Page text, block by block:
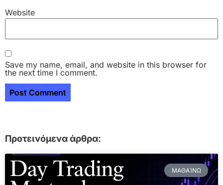
Website
Save my name, email, and website in this browser for
the next time I comment.
Προτεινόμενα άρθρα:
ΜΑΘΑΊΝΩ